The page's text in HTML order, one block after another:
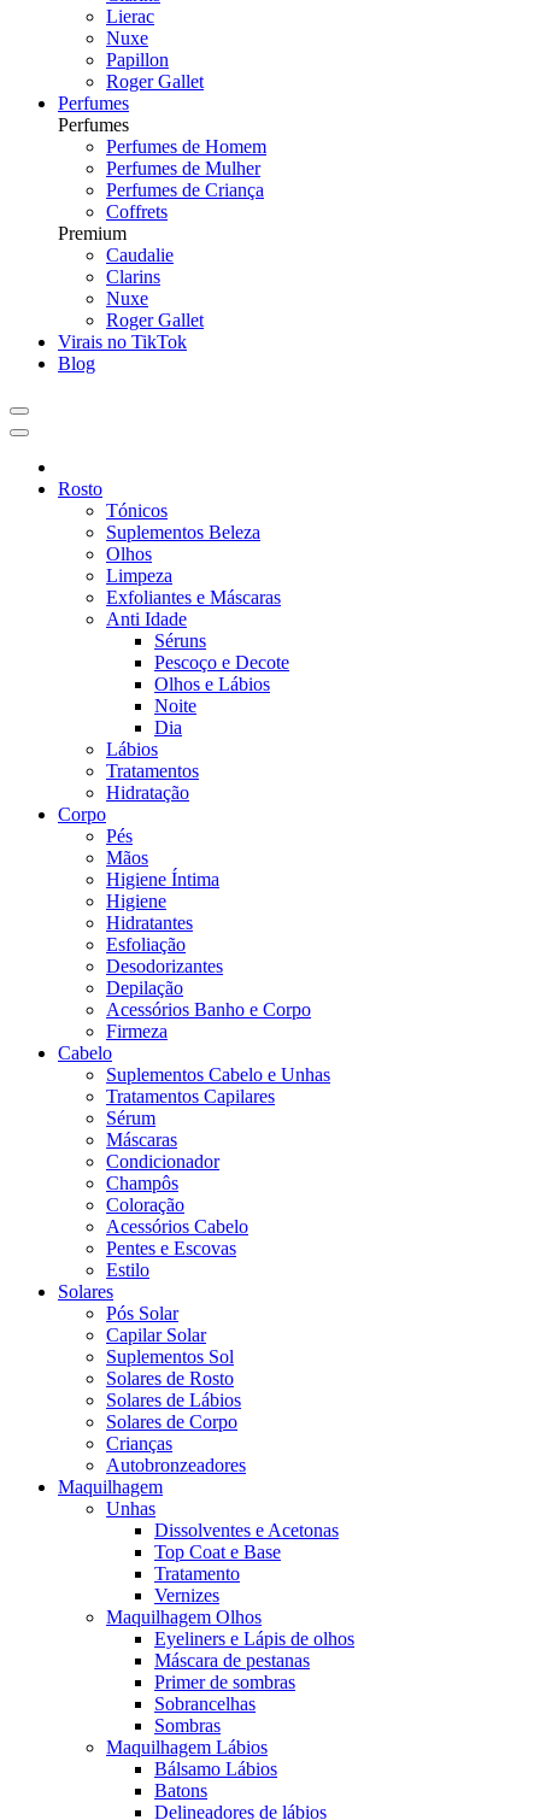
Lierac
Nuxe
Papillon
Roger Gallet
Perfumes
Perfumes
Perfumes de Homem
Perfumes de Mulher
Perfumes de Criança
Coffrets
Premium
Caudalie
Clarins
Nuxe
Roger Gallet
Virais no TikTok
Blog
Rosto
Tónicos
Suplementos Beleza
Olhos
Limpeza
Exfoliantes e Máscaras
Anti Idade
Séruns
Pescoço e Decote
Olhos e Lábios
Noite
Dia
Lábios
Tratamentos
Hidratação
Corpo
Pés
Mãos
Higiene Íntima
Higiene
Hidratantes
Esfoliação
Desodorizantes
Depilação
Acessórios Banho e Corpo
Firmeza
Cabelo
Suplementos Cabelo e Unhas
Tratamentos Capilares
Sérum
Máscaras
Condicionador
Champôs
Coloração
Acessórios Cabelo
Pentes e Escovas
Estilo
Solares
Pós Solar
Capilar Solar
Suplementos Sol
Solares de Rosto
Solares de Lábios
Solares de Corpo
Crianças
Autobronzeadores
Maquilhagem
Unhas
Dissolventes e Acetonas
Top Coat e Base
Tratamento
Vernizes
Maquilhagem Olhos
Eyeliners e Lápis de olhos
Máscara de pestanas
Primer de sombras
Sobrancelhas
Sombras
Maquilhagem Lábios
Bálsamo Lábios
Batons
Delineadores de lábios